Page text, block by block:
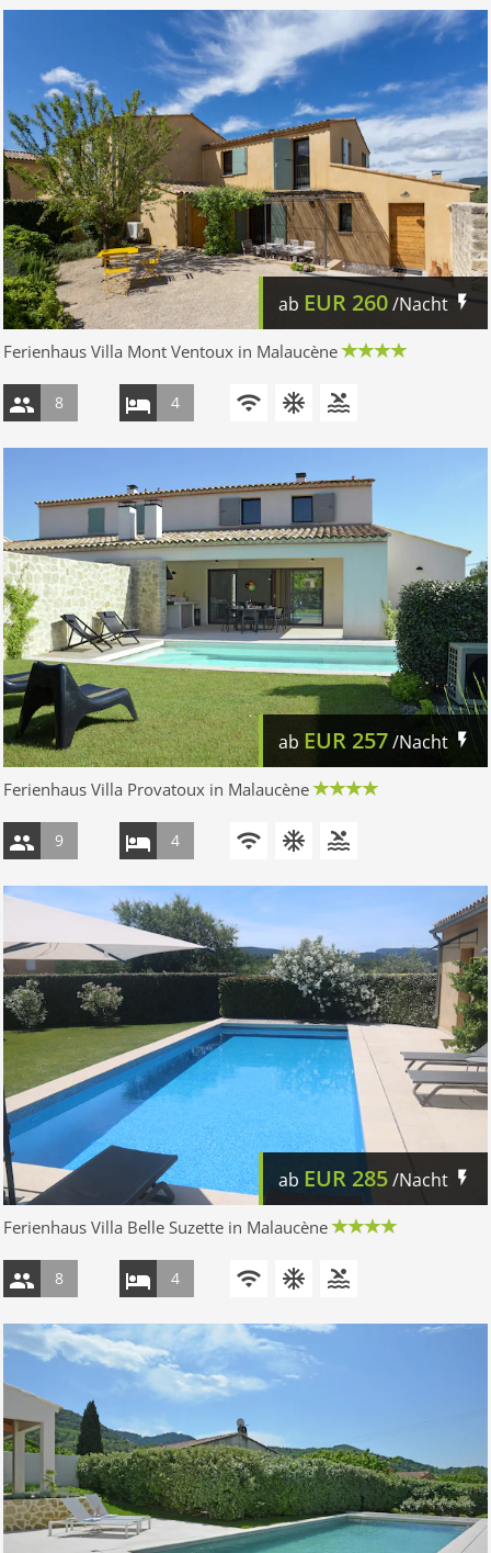
ab EUR 260/Nacht
Ferienhaus Villa Mont Ventoux in Malaucène
8 4
ab EUR 257/Nacht
Ferienhaus Villa Provatoux in Malaucène
9 4
ab EUR 285/Nacht
Ferienhaus Villa Belle Suzette in Malaucène
8 4